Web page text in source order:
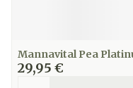
Mannavital Pea
29,95 €